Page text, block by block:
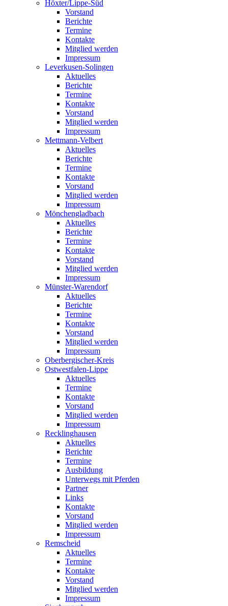
Höxter/Lippe-Süd
Vorstand
Berichte
Termine
Kontakte
Mitglied werden
Impressum
Leverkusen-Solingen
Aktuelles
Berichte
Termine
Kontakte
Vorstand
Mitglied werden
Impressum
Mettmann-Velbert
Aktuelles
Berichte
Termine
Kontakte
Vorstand
Mitglied werden
Impressum
Mönchengladbach
Aktuelles
Berichte
Termine
Kontakte
Vorstand
Mitglied werden
Impressum
Münster-Warendorf
Aktuelles
Berichte
Termine
Kontakte
Vorstand
Mitglied werden
Impressum
Oberbergischer-Kreis
Ostwestfalen-Lippe
Aktuelles
Termine
Kontakte
Vorstand
Mitglied werden
Impressum
Recklinghausen
Aktuelles
Berichte
Termine
Ausbildung
Unterwegs mit Pferden
Partner
Links
Kontakte
Vorstand
Mitglied werden
Impressum
Remscheid
Aktuelles
Termine
Kontakte
Vorstand
Mitglied werden
Impressum